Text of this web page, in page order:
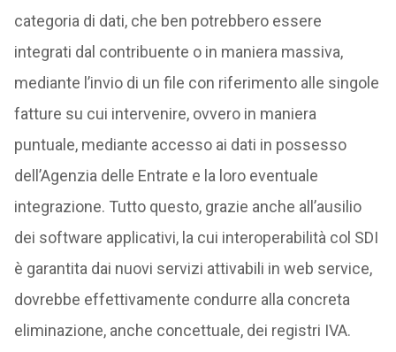
categoria di dati, che ben potrebbero essere
integrati dal contribuente o in maniera massiva,
mediante l’invio di un file con riferimento alle singole
fatture su cui intervenire, ovvero in maniera
puntuale, mediante accesso ai dati in possesso
dell’Agenzia delle Entrate e la loro eventuale
integrazione. Tutto questo, grazie anche all’ausilio
dei software applicativi, la cui interoperabilità col SDI
è garantita dai nuovi servizi attivabili in web service,
dovrebbe effettivamente condurre alla concreta
eliminazione, anche concettuale, dei registri IVA.